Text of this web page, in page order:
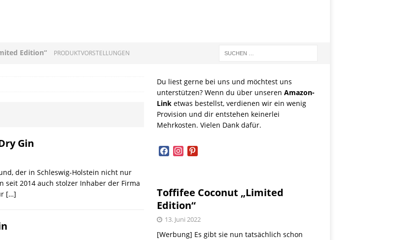
Edition“ PRODUKTVORSTELLUNGEN
Gin
der in Schleswig-Holstein nicht nur
seit 2014 auch stolzer Inhaber der Firma
[…]
Du liest gerne bei uns und möchtest uns
unterstützen? Wenn du über unseren Amazon-
Linketwas bestellst, verdienen wir ein wenig
Provision und dir entstehen keinerlei
Mehrkosten. Vielen Dank dafür.
facebookinstagram
pinterest
Toffifee Coconut „Limited
Edition“
13. Juni 2022
[Werbung] Es gibt sie nun tatsächlich schon